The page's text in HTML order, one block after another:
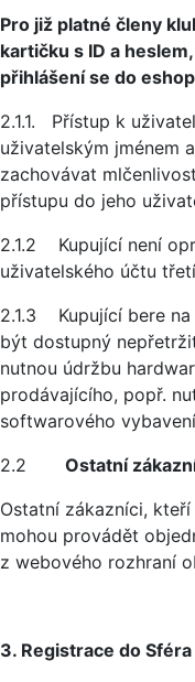
Pro již platné členy
kartičku s ID a
přihlášení se do
2.1.1. Přístup k
uživatelským jménem
zachovávat
přístupu do jeho
2.1.2 Kupující není
uživatelského účtu
2.1.3 Kupující bere na
být dostupný
nutnou údržbu
prodávajícího, popř.
softwarového
2.2 Ostatní
Ostatní zákazníci,
mohou provádět
z webového rozhraní
3. Registrace do